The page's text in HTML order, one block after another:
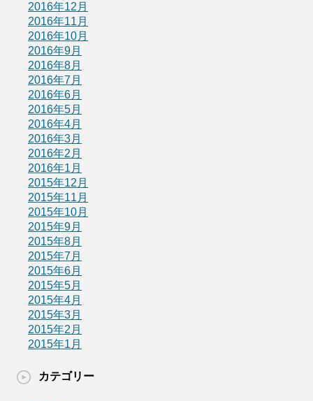
2016年12月
2016年11月
2016年10月
2016年9月
2016年8月
2016年7月
2016年6月
2016年5月
2016年4月
2016年3月
2016年2月
2016年1月
2015年12月
2015年11月
2015年10月
2015年9月
2015年8月
2015年7月
2015年6月
2015年5月
2015年4月
2015年3月
2015年2月
2015年1月
カテゴリー